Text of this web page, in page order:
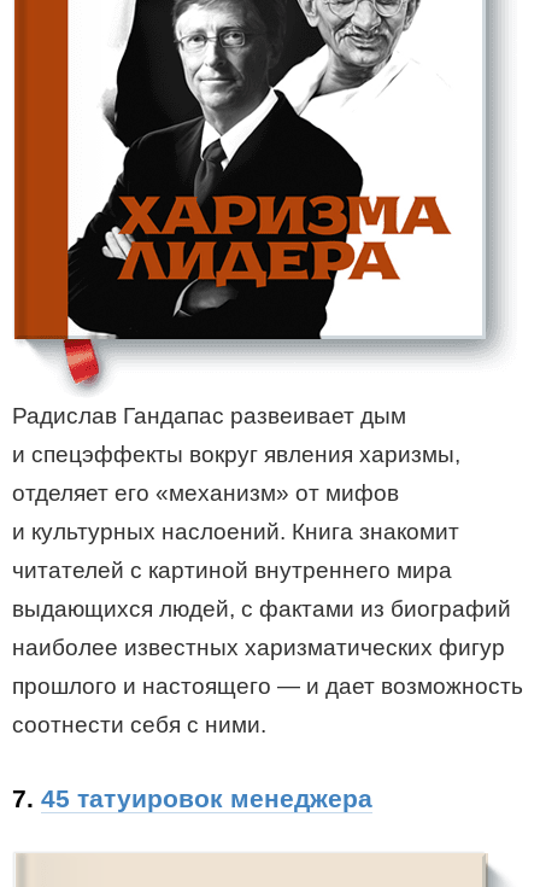
Радислав Гандапас развеивает дым
и спецэффекты вокруг явления харизмы,
отделяет его «механизм» от мифов
и культурных наслоений. Книга знакомит
читателей с картиной внутреннего мира
выдающихся людей, с фактами из биографий
наиболее известных харизматических фигур
прошлого и настоящего — и дает возможность
соотнести себя с ними.
7. 45 татуировок менеджера